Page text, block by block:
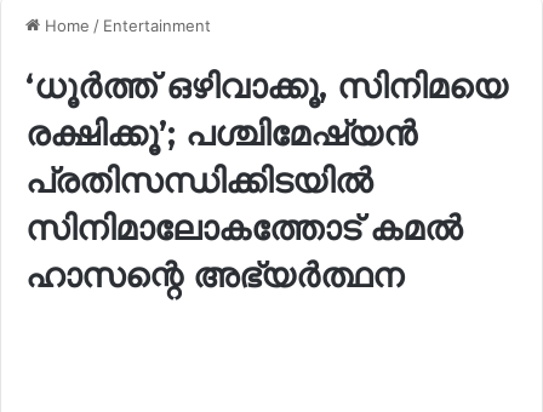
Home / Entertainment
‘ധൂർത്ത് ഒഴിവാക്കൂ, സിനിമയെ
രക്ഷിക്കൂ’; പശ്ചിമേഷ്യൻ
പ്രതിസന്ധിക്കിടയിൽ
സിനിമാലോകത്തോട് കമൽ
ഹാസന്റെ അഭ്യർത്ഥന